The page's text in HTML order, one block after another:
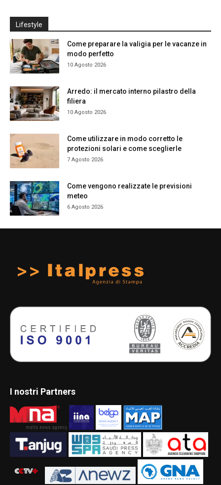
Lifestyle
Come preparare la valigia per le vacanze in
modo perfetto
10 Agosto 2026
Arredo: il mercato interno pilastro della
filiera
10 Agosto 2026
Come utilizzare in modo corretto le
protezioni solari e come sceglierle
7 Agosto 2026
Come vengono realizzate le previsioni
meteo
6 Agosto 2026
I nostri Partners